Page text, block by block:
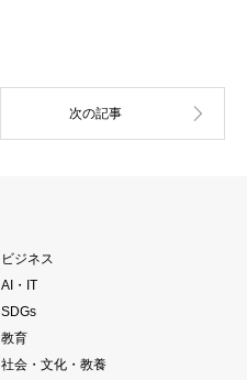
ビジネス
AI・IT
SDGs
教育
社会・文化・教養